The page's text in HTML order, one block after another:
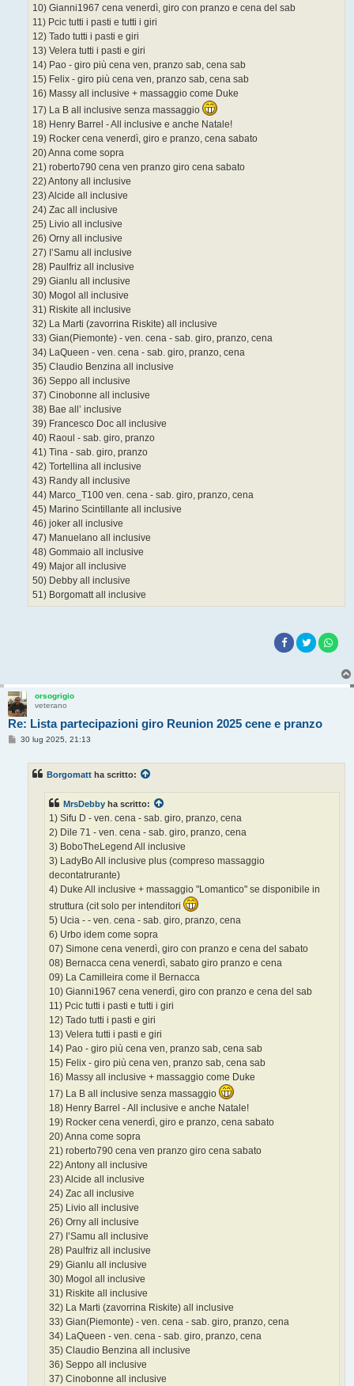
10) Gianni1967 cena venerdì, giro con pranzo e cena del sab
11) Pcic tutti i pasti e tutti i giri
12) Tado tutti i pasti e giri
13) Velera tutti i pasti e giri
14) Pao - giro più cena ven, pranzo sab, cena sab
15) Felix - giro più cena ven, pranzo sab, cena sab
16) Massy all inclusive + massaggio come Duke
17) La B all inclusive senza massaggio
18) Henry Barrel - All inclusive e anche Natale!
19) Rocker cena venerdì, giro e pranzo, cena sabato
20) Anna come sopra
21) roberto790 cena ven pranzo giro cena sabato
22) Antony all inclusive
23) Alcide all inclusive
24) Zac all inclusive
25) Livio all inclusive
26) Orny all inclusive
27) I’Samu all inclusive
28) Paulfriz all inclusive
29) Gianlu all inclusive
30) Mogol all inclusive
31) Riskite all inclusive
32) La Marti (zavorrina Riskite) all inclusive
33) Gian(Piemonte) - ven. cena - sab. giro, pranzo, cena
34) LaQueen - ven. cena - sab. giro, pranzo, cena
35) Claudio Benzina all inclusive
36) Seppo all inclusive
37) Cinobonne all inclusive
38) Bae all’ inclusive
39) Francesco Doc all inclusive
40) Raoul - sab. giro, pranzo
41) Tina - sab. giro, pranzo
42) Tortellina all inclusive
43) Randy all inclusive
44) Marco_T100 ven. cena - sab. giro, pranzo, cena
45) Marino Scintillante all inclusive
46) joker all inclusive
47) Manuelano all inclusive
48) Gommaio all inclusive
49) Major all inclusive
50) Debby all inclusive
51) Borgomatt all inclusive
orsogrigio
veterano
Re: Lista partecipazioni giro Reunion 2025 cene e pranzo
M30 lug 2025, 21:13
Borgomatt ha scritto:
MrsDebby ha scritto:
1) Sifu D - ven. cena - sab. giro, pranzo, cena
2) Dile 71 - ven. cena - sab. giro, pranzo, cena
3) BoboTheLegend All inclusive
3) LadyBo All inclusive plus (compreso massaggio
decontatrurante)
4) Duke All inclusive + massaggio "Lomantico" se disponibile in
struttura (cit solo per intenditori
5) Ucia - - ven. cena - sab. giro, pranzo, cena
6) Urbo idem come sopra
07) Simone cena venerdì, giro con pranzo e cena del sabato
08) Bernacca cena venerdì, sabato giro pranzo e cena
09) La Camilleira come il Bernacca
10) Gianni1967 cena venerdì, giro con pranzo e cena del sab
11) Pcic tutti i pasti e tutti i giri
12) Tado tutti i pasti e giri
13) Velera tutti i pasti e giri
14) Pao - giro più cena ven, pranzo sab, cena sab
15) Felix - giro più cena ven, pranzo sab, cena sab
16) Massy all inclusive + massaggio come Duke
17) La B all inclusive senza massaggio
18) Henry Barrel - All inclusive e anche Natale!
19) Rocker cena venerdì, giro e pranzo, cena sabato
20) Anna come sopra
21) roberto790 cena ven pranzo giro cena sabato
22) Antony all inclusive
23) Alcide all inclusive
24) Zac all inclusive
25) Livio all inclusive
26) Orny all inclusive
27) I’Samu all inclusive
28) Paulfriz all inclusive
29) Gianlu all inclusive
30) Mogol all inclusive
31) Riskite all inclusive
32) La Marti (zavorrina Riskite) all inclusive
33) Gian(Piemonte) - ven. cena - sab. giro, pranzo, cena
34) LaQueen - ven. cena - sab. giro, pranzo, cena
35) Claudio Benzina all inclusive
36) Seppo all inclusive
37) Cinobonne all inclusive